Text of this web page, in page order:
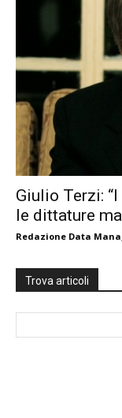
Giulio Terzi:
le dittature
Redazione Data
Trova articoli